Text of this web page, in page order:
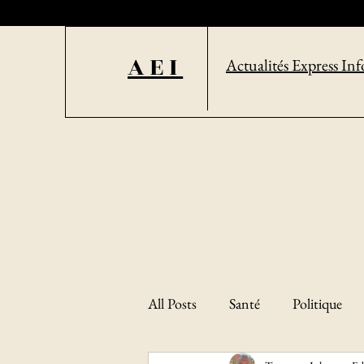
AEI Actualités Express
All Posts Santé Politique